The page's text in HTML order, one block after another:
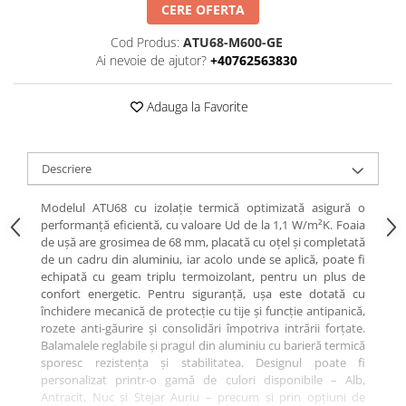
CERE OFERTA
Cod Produs: ATU68-M600-GE
Ai nevoie de ajutor? +40762563830
Adauga la Favorite
Descriere
Modelul ATU68 cu izolație termică optimizată asigură o
performanță eficientă, cu valoare Ud de la 1,1 W/m²K. Foaia
de ușă are grosimea de 68 mm, placată cu oțel și completată
de un cadru din aluminiu, iar acolo unde se aplică, poate fi
echipată cu geam triplu termoizolant, pentru un plus de
confort energetic. Pentru siguranță, ușa este dotată cu
închidere mecanică de protecție cu tije și funcție antipanică,
rozete anti-găurire și consolidări împotriva intrării forțate.
Balamalele reglabile și pragul din aluminiu cu barieră termică
sporesc rezistența și stabilitatea. Designul poate fi
personalizat printr-o gamă de culori disponibile – Alb,
Antracit, Nuc și Stejar Auriu – precum și prin opțiuni de